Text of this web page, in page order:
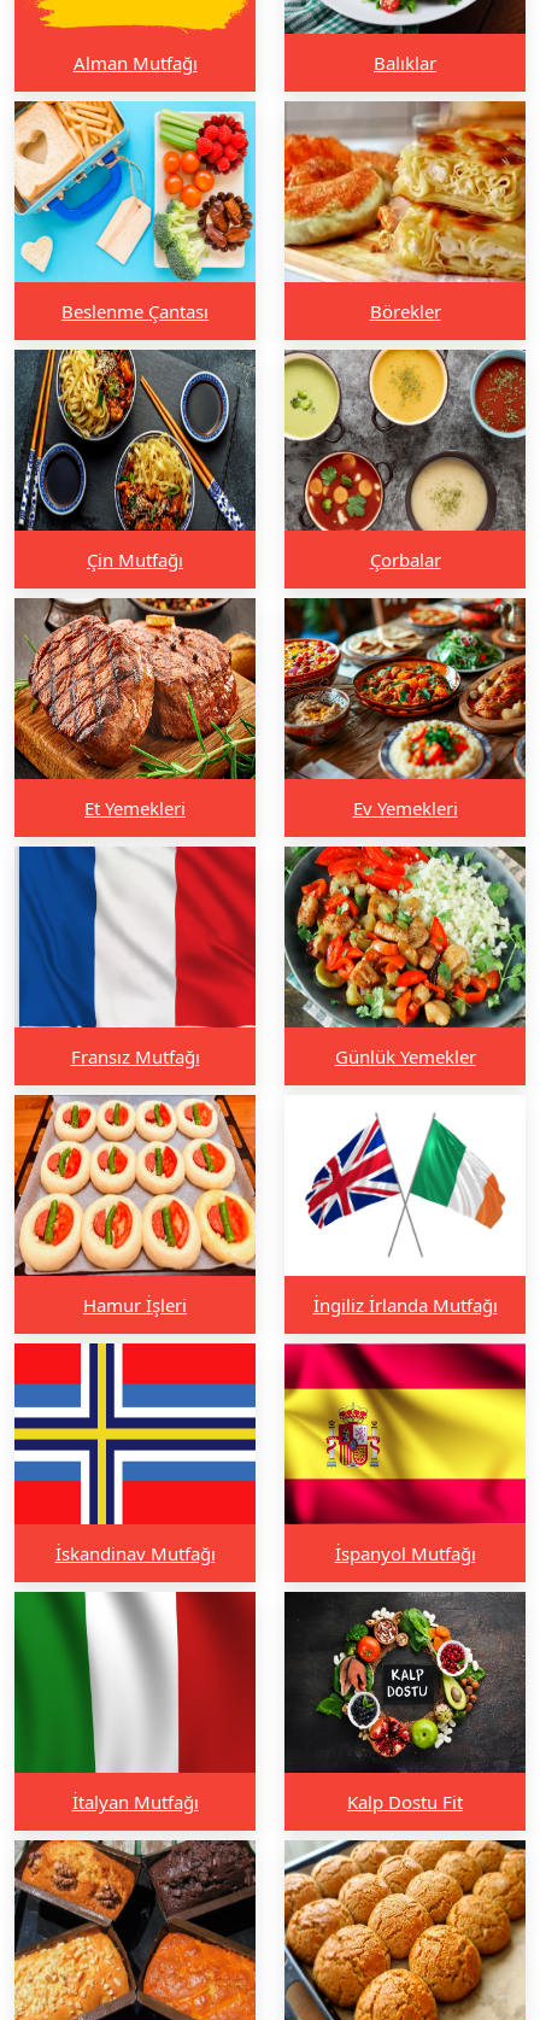
Alman Mutfağı Balıklar
Beslenme Çantası Börekler
Çin Mutfağı Çorbalar
Et Yemekleri Ev Yemekleri
Fransız Mutfağı Günlük Yemekler
Hamur İşleri İngiliz İrlanda Mutfağı
İskandinav Mutfağı İspanyol Mutfağı
İtalyan Mutfağı Kalp Dostu Fit